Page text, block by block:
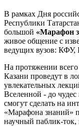
В рамках Дня
Республики
большой «Марафон
живое общение с
ведущих вузов:
На протяжении всего
Казани проведут в
увлекательных
Вселенной - до
смогут сделать на
«Марафона знаний»
научный паблик-ток,